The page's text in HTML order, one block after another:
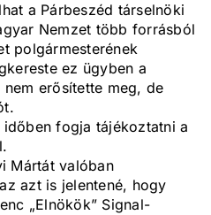
a Párbeszéd társelnöki
Nemzet több forrásból
polgármesterének
ez ügyben a
erősítette meg, de
fogja tájékoztatni a
Mártát valóban
azt is jelentené, hogy
„Elnökök” Signal-